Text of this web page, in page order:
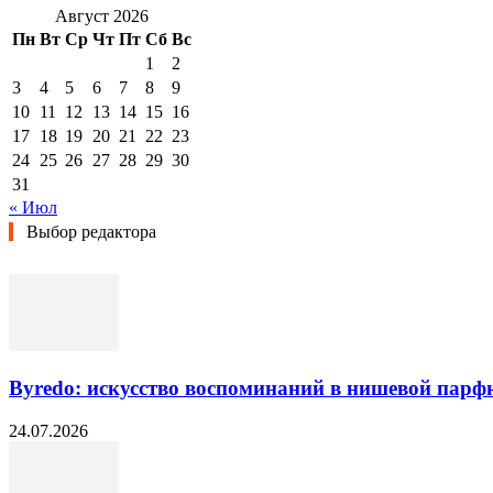
Август 2026
Пн Вт Ср Чт Пт Сб Вс
1
2
3
4 5 6 7 8
9
10 11 12 13 14 15 16
17 18 19 20 21 22 23
24 25 26 27 28 29 30
31
« Июл
Выбор редактора
Byredo: искусство воспоминаний в нишевой
24.07.2026